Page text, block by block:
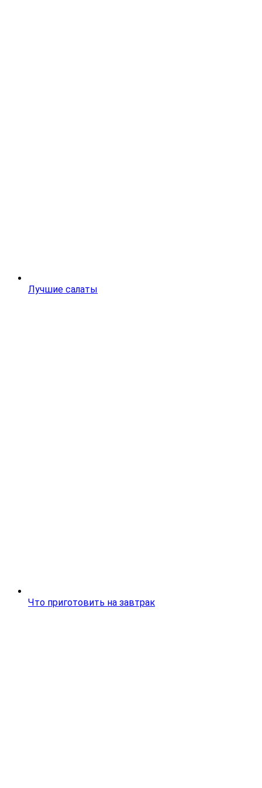
Лучшие салаты
Что приготовить на завтрак